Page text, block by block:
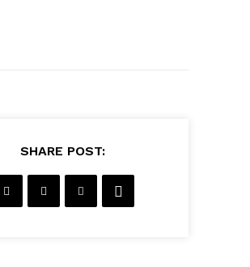
SHARE POST: